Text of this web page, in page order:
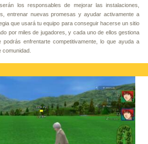
los responsables de mejorar las instalaciones,
entrenar nuevas promesas y ayudar activamente a
que usará tu equipo para conseguir hacerse un sitio
por miles de jugadores, y cada uno de ellos gestiona
enfrentarte competitivamente, lo que ayuda a